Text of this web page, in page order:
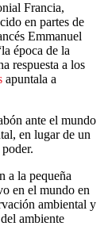
Francia,
en partes de
Emmanuel
época de la
respuesta a los
apuntala a
ante el mundo
en lugar de un
a la pequeña
en el mundo en
ambiental y
ambiente